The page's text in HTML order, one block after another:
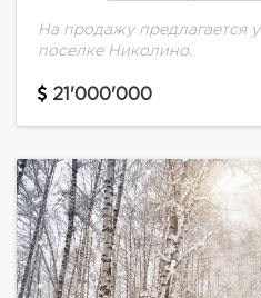
На продажу предлагается
поселке Николино.
21'000'000